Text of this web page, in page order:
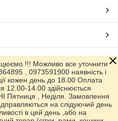
Prom.ua
!!! Можливо все уточнити
, 0973591900 наявність і
кожен день до 18.00 Оплата
12.00-14.00 здійснюється
Пятниця , Неділя. Замовлення
на слідуючий день
в цей день ,або на